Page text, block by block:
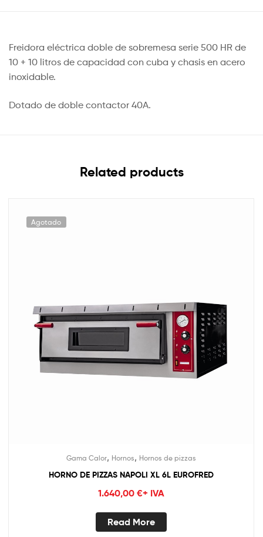
Freidora eléctrica doble de sobremesa serie 500 HR de
10 + 10 litros de capacidad con cuba y chasis en acero
inoxidable.
Dotado de doble contactor 40A.
Related products
Agotado
Gama Calor, Hornos, Hornos de pizzas
HORNO DE PIZZAS NAPOLI XL 6L EUROFRED
1.640,00 €+ IVA
Read More